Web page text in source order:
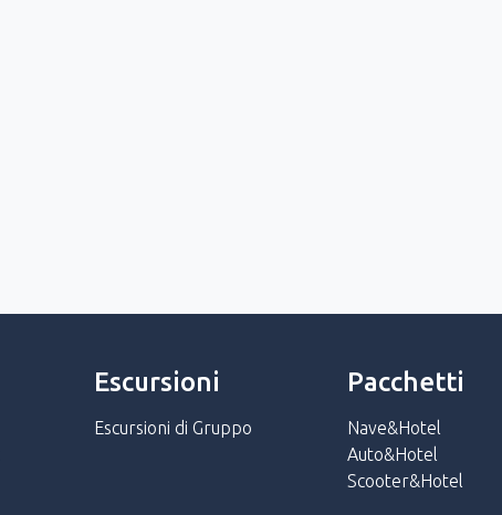
Escursioni
Escursioni di Gruppo
Pacchetti
Nave&Hotel
Auto&Hotel
Scooter&Hotel